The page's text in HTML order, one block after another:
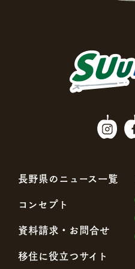
⻑野県のニュース⼀覧
コンセプト
資料請求・お問合せ
移住に役⽴つサイト